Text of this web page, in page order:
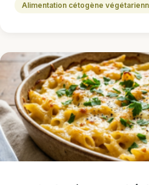
Alimentation cétogène